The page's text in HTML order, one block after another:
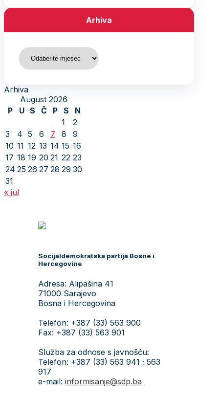
Arhiva
Arhiva
Arhiva
August 2026
P
U S Č P S
N
1
2
3
4 5 6 7 8
9
10 11 12 13 14 15 16
17 18 19 20 21 22 23
24 25 26 27 28 29 30
31
« jul
Socijaldemokratska partija Bosne i
Hercegovine
Adresa: Alipašina 41
71000 Sarajevo
Bosna i Hercegovina
Telefon: +387 (33) 563 900
Fax: +387 (33) 563 901
Služba za odnose s javnošću:
Telefon: +387 (33) 563 941 ; 563
917
e-mail: informisanje@sdp.ba